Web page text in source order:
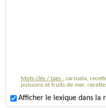
Mots clés / tags : zarzuela,
poissons et fruits de mer,
Afficher le lexique dans la